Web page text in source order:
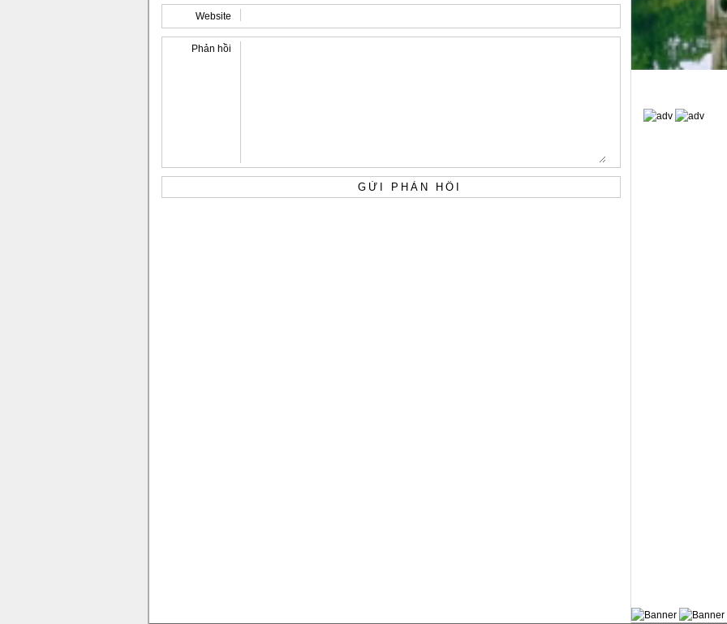
Website
Phản hồi